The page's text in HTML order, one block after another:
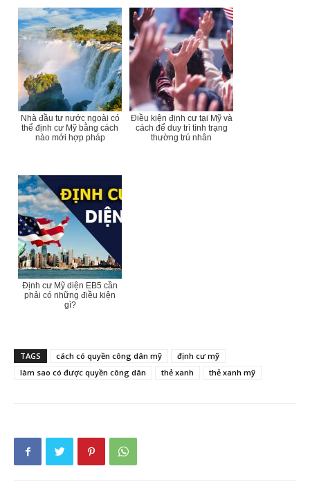
Nhà đầu tư nước ngoài có
thể định cư Mỹ bằng cách
nào mới hợp pháp
Điều kiện định cư tại Mỹ và
cách để duy trì tình trạng
thường trú nhân
Định cư Mỹ diện EB5 cần
phải có những điều kiện
gì?
TAGS cách có quyền công dân mỹ
định cư mỹ
làm sao có được quyền công dân
thẻ xanh thẻ xanh mỹ